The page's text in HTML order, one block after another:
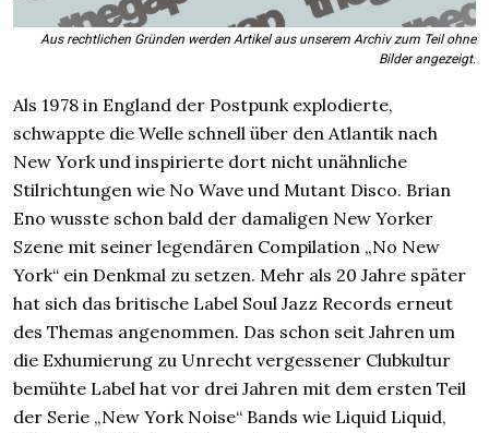
Aus rechtlichen Gründen werden Artikel aus unserem Archiv zum Teil ohne
Bilder angezeigt.
Als 1978 in England der Postpunk explodierte,
schwappte die Welle schnell über den Atlantik nach
New York und inspirierte dort nicht unähnliche
Stilrichtungen wie No Wave und Mutant Disco. Brian
Eno wusste schon bald der damaligen New Yorker
Szene mit seiner legendären Compilation „No New
York“ ein Denkmal zu setzen. Mehr als 20 Jahre später
hat sich das britische Label Soul Jazz Records erneut
des Themas angenommen. Das schon seit Jahren um
die Exhumierung zu Unrecht vergessener Clubkultur
bemühte Label hat vor drei Jahren mit dem ersten Teil
der Serie „New York Noise“ Bands wie Liquid Liquid,